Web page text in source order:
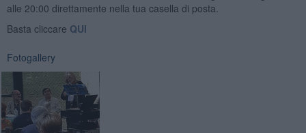
alle 20:00 direttamente nella tua casella di posta.
Basta cliccare QUI
Fotogallery